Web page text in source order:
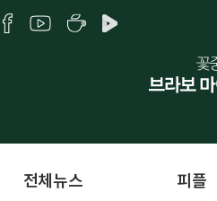
전체뉴스 피플